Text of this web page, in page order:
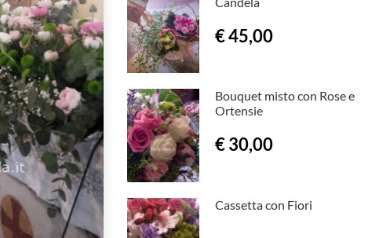
€ 45,00
Bouquet misto con Rose e
Ortensie
€ 30,00
Cassetta con Fiori